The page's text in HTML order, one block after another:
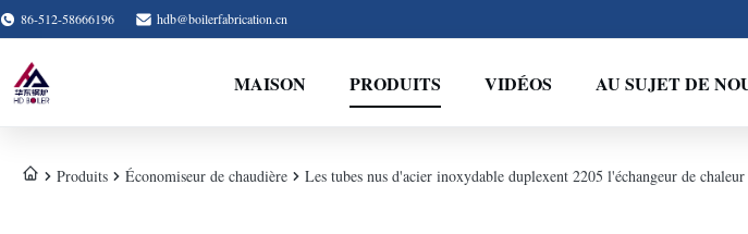
86-512-58666196 hdb@boilerfabrication.cn
MAISON PRODUITS VIDÉOS AU SUJET DE
Produits Économiseur de chaudière Les tubes nus d'acier inoxydable duplexent 2205 l'échangeur de